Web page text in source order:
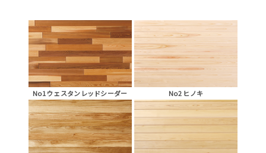
No1 ウェスタンレッドシーダー No2 ヒノキ